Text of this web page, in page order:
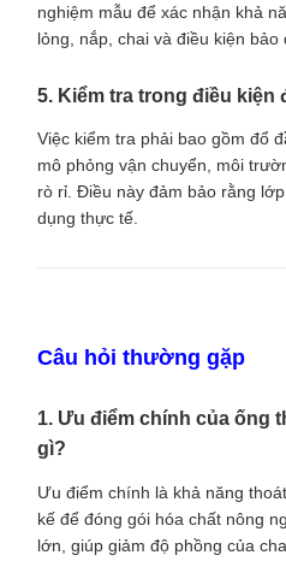
nghiệm mẫu để xác nhận khả
lỏng, nắp, chai và điều kiện bảo
5. Kiểm tra trong điều kiện
Việc kiểm tra phải bao gồm đổ
mô phỏng vận chuyển, môi
rò rỉ. Điều này đảm bảo rằng
dụng thực tế.
Câu hỏi thường gặp
1. Ưu điểm chính của ống
gì?
Ưu điểm chính là khả năng
kế để đóng gói hóa chất nông
lớn, giúp giảm độ phồng của